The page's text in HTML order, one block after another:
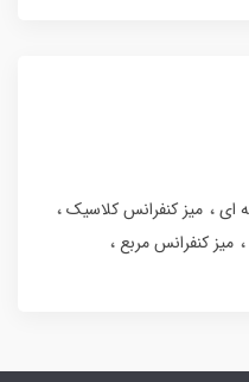
ای
میز کنفرانس کلاسیک
میز کنفرانس مربع